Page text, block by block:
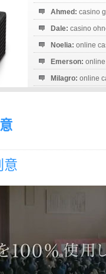
Ahmed: casino
Dale: casino
Noelia: online
Emerson:
Milagro: online
意